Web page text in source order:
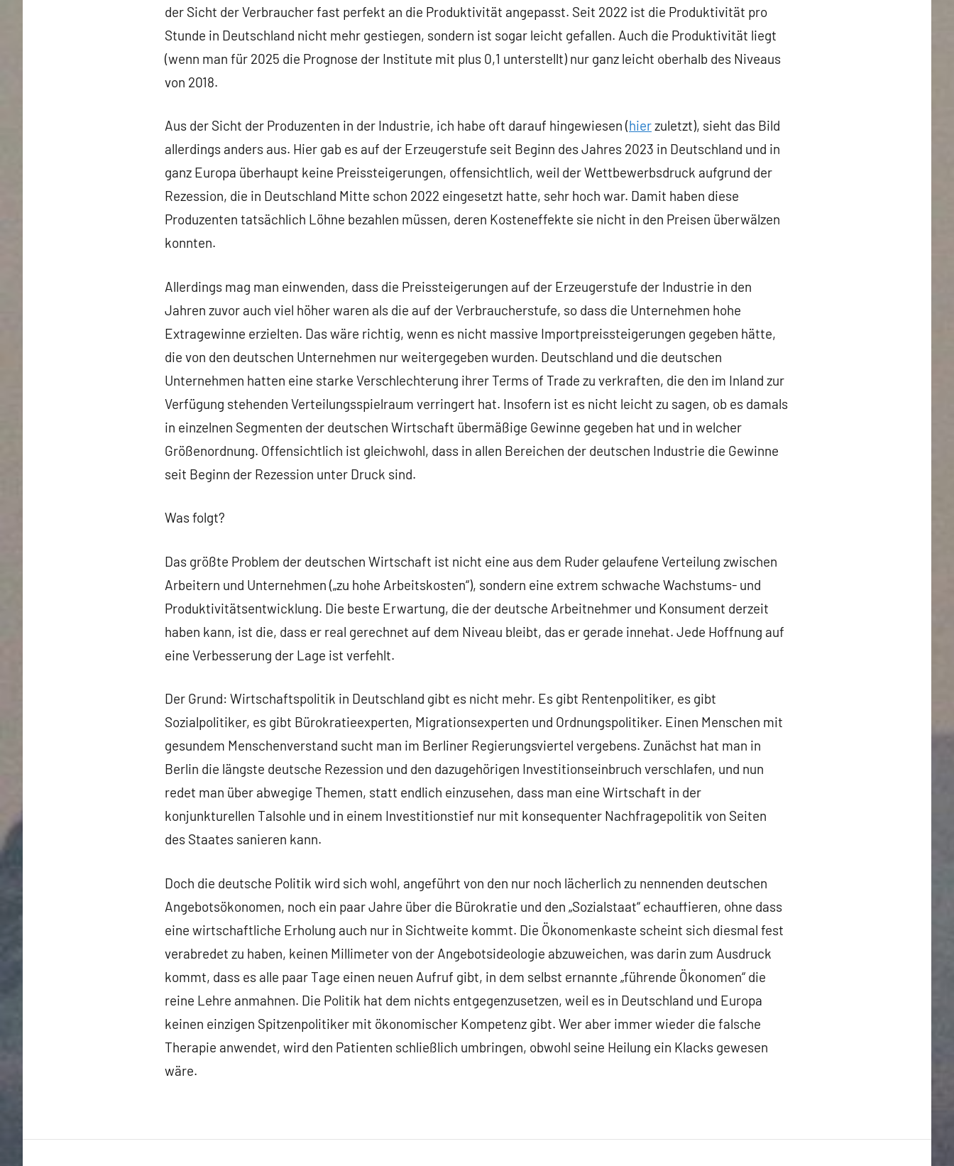
der Sicht der Verbraucher fast perfekt an die Produktivität angepasst. Seit 2022 ist die Produktivität pro
Stunde in Deutschland nicht mehr gestiegen, sondern ist sogar leicht gefallen. Auch die Produktivität liegt
(wenn man für 2025 die Prognose der Institute mit plus 0,1 unterstellt) nur ganz leicht oberhalb des Niveaus
von 2018.
Aus der Sicht der Produzenten in der Industrie, ich habe oft darauf hingewiesen (hierzuletzt), sieht das Bild
allerdings anders aus. Hier gab es auf der Erzeugerstufe seit Beginn des Jahres 2023 in Deutschland und in
ganz Europa überhaupt keine Preissteigerungen, offensichtlich, weil der Wettbewerbsdruck aufgrund der
Rezession, die in Deutschland Mitte schon 2022 eingesetzt hatte, sehr hoch war. Damit haben diese
Produzenten tatsächlich Löhne bezahlen müssen, deren Kosteneffekte sie nicht in den Preisen überwälzen
konnten.
Allerdings mag man einwenden, dass die Preissteigerungen auf der Erzeugerstufe der Industrie in den
Jahren zuvor auch viel höher waren als die auf der Verbraucherstufe, so dass die Unternehmen hohe
Extragewinne erzielten. Das wäre richtig, wenn es nicht massive Importpreissteigerungen gegeben hätte,
die von den deutschen Unternehmen nur weitergegeben wurden. Deutschland und die deutschen
Unternehmen hatten eine starke Verschlechterung ihrer Terms of Trade zu verkraften, die den im Inland zur
Verfügung stehenden Verteilungsspielraum verringert hat. Insofern ist es nicht leicht zu sagen, ob es damals
in einzelnen Segmenten der deutschen Wirtschaft übermäßige Gewinne gegeben hat und in welcher
Größenordnung. Offensichtlich ist gleichwohl, dass in allen Bereichen der deutschen Industrie die Gewinne
seit Beginn der Rezession unter Druck sind.
Was folgt?
Das größte Problem der deutschen Wirtschaft ist nicht eine aus dem Ruder gelaufene Verteilung zwischen
Arbeitern und Unternehmen („zu hohe Arbeitskosten“), sondern eine extrem schwache Wachstums- und
Produktivitätsentwicklung. Die beste Erwartung, die der deutsche Arbeitnehmer und Konsument derzeit
haben kann, ist die, dass er real gerechnet auf dem Niveau bleibt, das er gerade innehat. Jede Hoffnung auf
eine Verbesserung der Lage ist verfehlt.
Der Grund: Wirtschaftspolitik in Deutschland gibt es nicht mehr. Es gibt Rentenpolitiker, es gibt
Sozialpolitiker, es gibt Bürokratieexperten, Migrationsexperten und Ordnungspolitiker. Einen Menschen mit
gesundem Menschenverstand sucht man im Berliner Regierungsviertel vergebens. Zunächst hat man in
Berlin die längste deutsche Rezession und den dazugehörigen Investitionseinbruch verschlafen, und nun
redet man über abwegige Themen, statt endlich einzusehen, dass man eine Wirtschaft in der
konjunkturellen Talsohle und in einem Investitionstief nur mit konsequenter Nachfragepolitik von Seiten
des Staates sanieren kann.
Doch die deutsche Politik wird sich wohl, angeführt von den nur noch lächerlich zu nennenden deutschen
Angebotsökonomen, noch ein paar Jahre über die Bürokratie und den „Sozialstaat“ echauffieren, ohne dass
eine wirtschaftliche Erholung auch nur in Sichtweite kommt. Die Ökonomenkaste scheint sich diesmal fest
verabredet zu haben, keinen Millimeter von der Angebotsideologie abzuweichen, was darin zum Ausdruck
kommt, dass es alle paar Tage einen neuen Aufruf gibt, in dem selbst ernannte „führende Ökonomen“ die
reine Lehre anmahnen. Die Politik hat dem nichts entgegenzusetzen, weil es in Deutschland und Europa
keinen einzigen Spitzenpolitiker mit ökonomischer Kompetenz gibt. Wer aber immer wieder die falsche
Therapie anwendet, wird den Patienten schließlich umbringen, obwohl seine Heilung ein Klacks gewesen
wäre.